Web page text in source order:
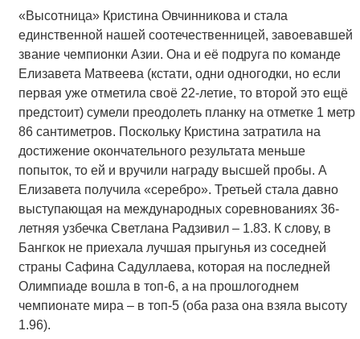
«Высотница» Кристина Овчинникова и стала
единственной нашей соотечественницей, завоевавшей
звание чемпионки Азии. Она и её подруга по команде
Елизавета Матвеева (кстати, одни одногодки, но если
первая уже отметила своё 22-летие, то второй это ещё
предстоит) сумели преодолеть планку на отметке 1 метр
86 сантиметров. Поскольку Кристина затратила на
достижение окончательного результата меньше
попыток, то ей и вручили награду высшей пробы. А
Елизавета получила «серебро». Третьей стала давно
выступающая на международных соревнованиях 36-
летняя узбечка Светлана Радзивил – 1.83. К слову, в
Бангкок не приехала лучшая прыгунья из соседней
страны Сафина Садуллаева, которая на последней
Олимпиаде вошла в топ-6, а на прошлогоднем
чемпионате мира – в топ-5 (оба раза она взяла высоту
1.96).